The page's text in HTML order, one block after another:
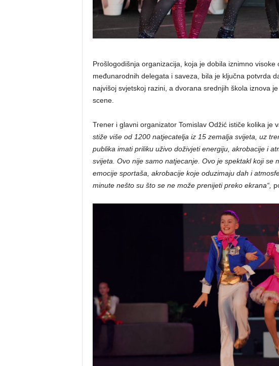
Prošlogodišnja organizacija, koja je dobila iznimno
međunarodnih delegata i saveza, bila je ključna potvrda
najvišoj svjetskoj razini, a dvorana srednjih škola iznova
scene.
Trener i glavni organizator Tomislav Odžić ističe kolika je
stiže više od 1200 natjecatelja iz 15 zemalja svijeta, uz
publika imati priliku uživo doživjeti energiju, akrobacije i
svijeta. Ovo nije samo natjecanje. Ovo je spektakl koji se
emocije sportaša, akrobacije koje oduzimaju dah i
minute nešto su što se ne može prenijeti preko ekrana“,